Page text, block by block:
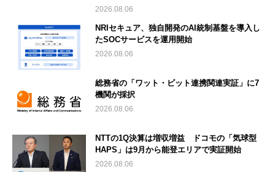
2026.08.06
NRIセキュア、独自開発のAI統制基盤を導入し
たSOCサービスを運用開始
2026.08.06
総務省の「ワット・ビット連携関連実証」に7
機関が採択
2026.08.06
NTTの1Q決算は増収増益 ドコモの「気球型
HAPS」は9月から能登エリアで実証開始
2026.08.06